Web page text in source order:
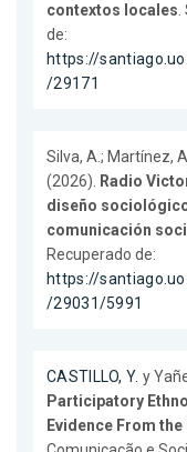
contextos locales.
de:
https://
/29171
Silva, A.; Martínez,
(2026). Radio
diseño
comunicación
Recuperado de:
https://
/29031/5991
CASTILLO, Y. y
Participatory
Evidence From